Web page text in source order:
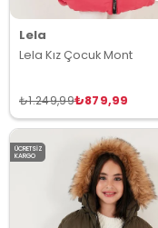
Lela
Lela Kız Çocuk Mont
₺879,99
₺1.249,99
ÜCRETSIZ
KARGO